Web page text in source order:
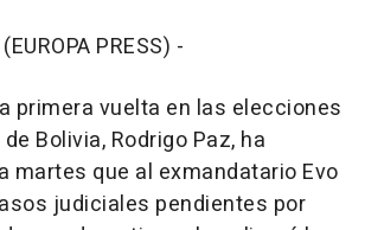
PRESS) -
primera vuelta en las elecciones
Bolivia, Rodrigo Paz, ha
martes que al exmandatario Evo
judiciales pendientes por